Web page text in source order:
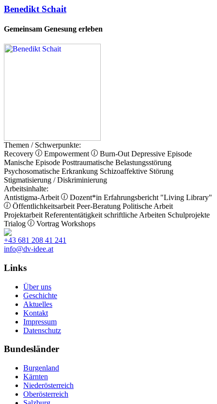
Benedikt Schait
Gemeinsam Genesung erleben
Themen / Schwerpunkte:
Recovery
Empowerment Burn-Out Depressive Episode
Manische Episode Posttraumatische Belastungsstörung
Psychosomatische Erkrankung Schizoaffektive Störung
Stigmatisierung / Diskriminierung
Arbeitsinhalte:
Antistigma-Arbeit
Dozent*in Erfahrungsbericht "Living Library"
Öffentlichkeitsarbeit Peer-Beratung Politische Arbeit
Projektarbeit Referententätigkeit schriftliche Arbeiten Schulprojekte
Trialog
Vortrag Workshops
+43 681 208 41 241
info@dv-idee.at
Links
Über uns
Geschichte
Aktuelles
Kontakt
Impressum
Datenschutz
Bundesländer
Burgenland
Kärnten
Niederösterreich
Oberösterreich